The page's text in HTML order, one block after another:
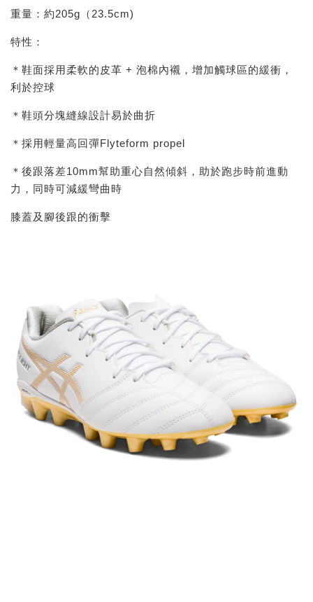
重量：約205g（23.5cm)
特性：
＊鞋面採用柔軟的皮革 + 泡棉內襯，增加觸球區的緩衝，
利於控球
＊鞋頭分塊縫線設計易於曲折
＊採用輕量高回彈Flyteform propel
＊後跟落差10mm幫助重心自然傾斜，助於跑步時前進動
力，同時可減緩彎曲時
膝蓋及腳後跟的衝擊